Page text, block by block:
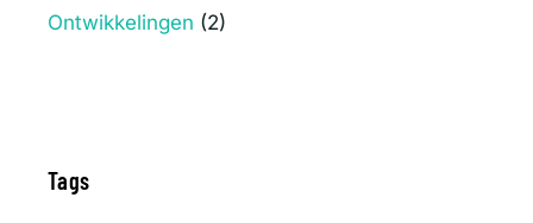
Ontwikkelingen (2)
Tags